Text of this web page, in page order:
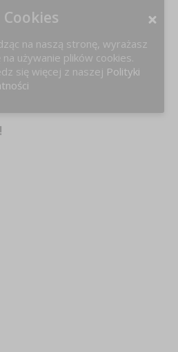
na naszą stronę, wyrażasz
na używanie plików cookies.
się więcej z naszej Polityki